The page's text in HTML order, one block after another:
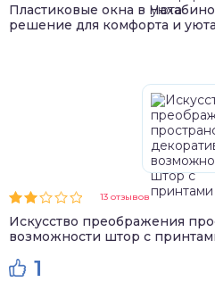
Пластиковые окна в
решение для комфорта и уюта
13 отзывов
Искусство преображения
возможности штор с
1